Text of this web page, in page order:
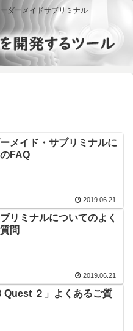
ダーメイドサブリミナル
メイド・サブリミナルに
FAQ
2019.06.21
リミナルについてのよく
問
2019.06.21
Quest ２」よくあるご質